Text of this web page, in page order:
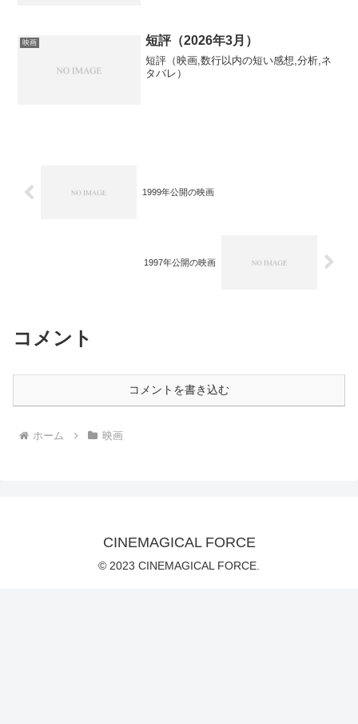
映画 短評（2026年3月）
短評（映画,数行以内の短い感想,分析,ネ
タバレ）
1999年公開の映画
1997年公開の映画
コメント
コメントを書き込む
ホーム 映画
CINEMAGICAL FORCE
© 2023 CINEMAGICAL FORCE.